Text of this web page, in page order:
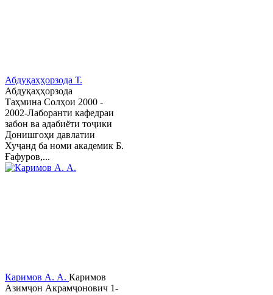
Абдуқаҳҳорзода Т.
Абдуқаҳҳорзода
Таҳмина Солҳои 2000 -
2002-Лаборанти кафедраи
забон ва адабиёти тоҷики
Донишгоҳи давлатии
Хуҷанд ба номи академик Б.
Ғафуров,...
Каримов А. А. Каримов
Азимҷон Акрамҷонович 1-